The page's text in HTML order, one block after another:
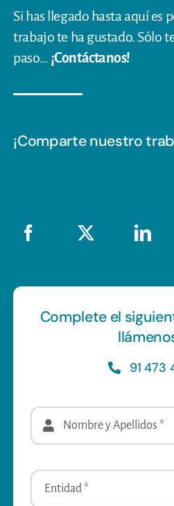
Si has llegado hasta aquí es
trabajo te ha gustado. Sólo
paso… ¡Contáctanos!
¡Comparte nuestro
Complete el
91 473